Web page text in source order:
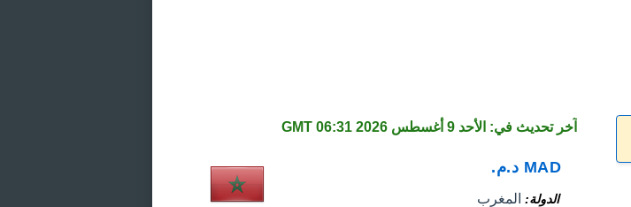
آخر تحديث في: الأحد 9 أغسطس 2026 06:31 GMT
MAD د.م.
الدولة المغرب